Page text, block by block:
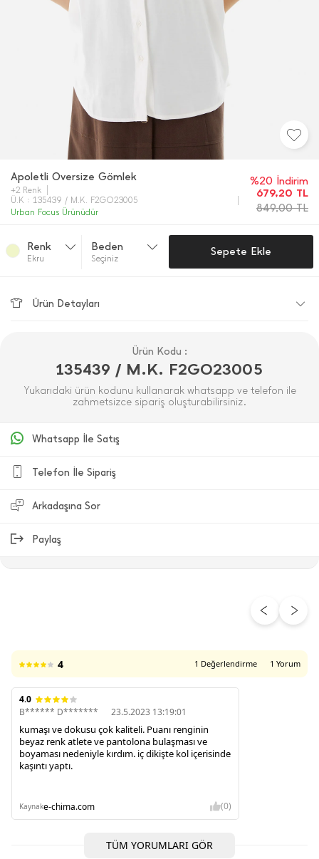
Apoletli Oversize Gömlek
+2 Renk
Ü.K : 135439 / M.K. F2GO23005
Urban Focus Ürünüdür
%20 İndirim
679,20 TL
849,00TL
Renk
Ekru
Beden
Seçiniz
Sepete Ekle
Ürün Detayları
Ürün Kodu :
135439 / M.K. F2GO23005
Yukarıdaki ürün kodunu kullanarak whatsapp ve telefon ile
zahmetsizce sipariş oluşturabilirsiniz.
Whatsapp İle Satış
Telefon İle Sipariş
Arkadaşına Sor
Paylaş
4 1 Değerlendirme 1 Yorum
4.0
B****** D*******
23.5.2023 13:19:01
kumaşı ve dokusu çok kaliteli. Puanı renginin
beyaz renk atlete ve pantolona bulaşması ve
boyaması nedeniyle kırdım. iç dikişte kol içerisinde
kaşıntı yaptı.
Kaynake-chima.com (0)
TÜM YORUMLARI GÖR